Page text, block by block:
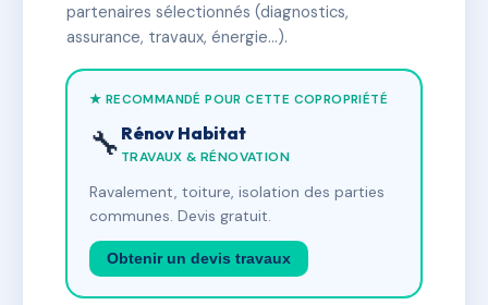
partenaires sélectionnés (diagnostics,
assurance, travaux, énergie…).
★ RECOMMANDÉ POUR CETTE COPROPRIÉTÉ
🔧 Rénov Habitat
TRAVAUX & RÉNOVATION
Ravalement, toiture, isolation des parties
communes. Devis gratuit.
Obtenir un devis travaux